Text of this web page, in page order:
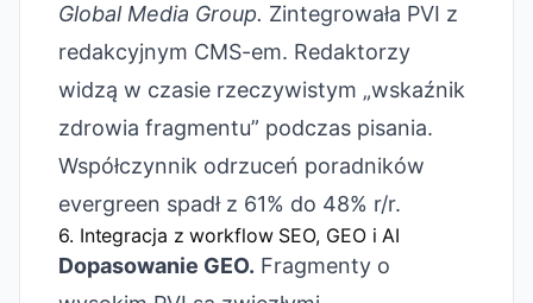
Global Media Group. Zintegrowała PVI z
redakcyjnym CMS-em. Redaktorzy
widzą w czasie rzeczywistym „wskaźnik
zdrowia fragmentu” podczas pisania.
Współczynnik odrzuceń poradników
evergreen spadł z 61% do 48% r/r.
6. Integracja z workflow SEO, GEO i AI
Dopasowanie GEO. Fragmenty o